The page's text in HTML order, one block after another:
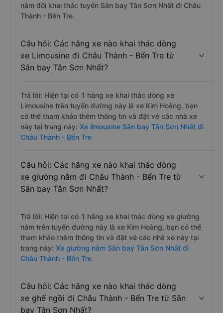
nằm đôi khai thác tuyến Sân bay Tân Sơn Nhất đi Châu
Thành - Bến Tre.
Câu hỏi: Các hãng xe nào khai thác dòng
xe Limousine đi Châu Thành - Bến Tre từ
Sân bay Tân Sơn Nhất?
Trả lời: Hiện tại có 1 hãng xe khai thác dòng xe
Limousine trên tuyến đường này là xe Kim Hoàng, bạn
có thể tham khảo thêm thông tin và đặt vé các nhà xe
này tại trang này: Xe limousine Sân bay Tân Sơn Nhất đi
Châu Thành - Bến Tre
Câu hỏi: Các hãng xe nào khai thác dòng
xe giường nằm đi Châu Thành - Bến Tre từ
Sân bay Tân Sơn Nhất?
Trả lời: Hiện tại có 1 hãng xe khai thác dòng xe giường
nằm trên tuyến đường này là xe Kim Hoàng, bạn có thể
tham khảo thêm thông tin và đặt vé các nhà xe này tại
trang này: Xe giường nằm Sân bay Tân Sơn Nhất đi
Châu Thành - Bến Tre
Câu hỏi: Các hãng xe nào khai thác dòng
xe ghế ngồi đi Châu Thành - Bến Tre từ Sân
bay Tân Sơn Nhất?